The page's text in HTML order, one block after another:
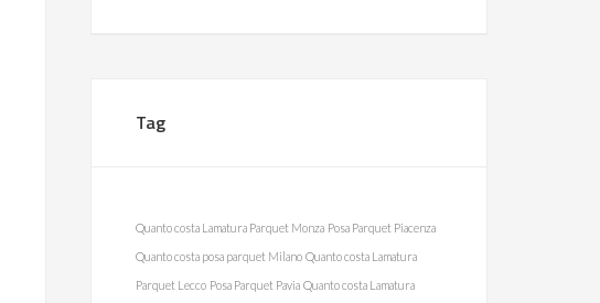
Tag
Quanto costa Lamatura Parquet Monza Posa Parquet Piacenza
Quanto costa posa parquet Milano Quanto costa Lamatura
Parquet Lecco Posa Parquet Pavia Quanto costa Lamatura